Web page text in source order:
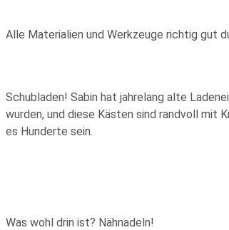
Alle Materialien und Werkzeuge richtig gut
Schubladen! Sabin hat jahrelang alte
wurden, und diese Kästen sind randvoll mit
es Hunderte sein.
Was wohl drin ist? Nähnadeln!